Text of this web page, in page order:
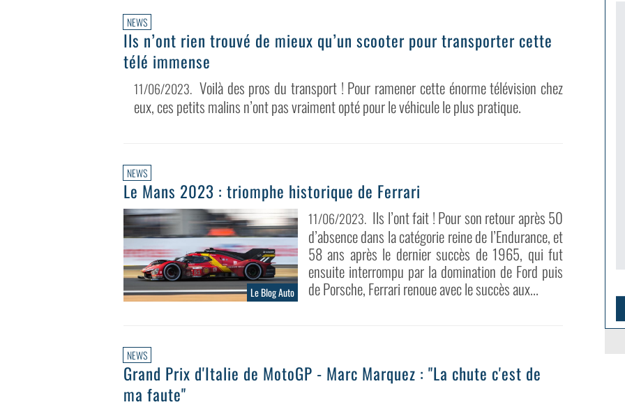
NEWS
Ils n’ont rien trouvé de mieux qu’un scooter pour transporter cette
télé immense
11/06/2023. Voilà des pros du transport ! Pour ramener cette énorme télévision chez
eux, ces petits malins n’ont pas vraiment opté pour le véhicule le plus pratique.
NEWS
Le Mans 2023 : triomphe historique de Ferrari
Le Blog Auto
11/06/2023. Ils l’ont fait ! Pour son retour après 50
d’absence dans la catégorie reine de l’Endurance, et
58 ans après le dernier succès de 1965, qui fut
ensuite interrompu par la domination de Ford puis
de Porsche, Ferrari renoue avec le succès aux...
NEWS
Grand Prix d'Italie de MotoGP - Marc Marquez : "La chute c'est de
ma faute"